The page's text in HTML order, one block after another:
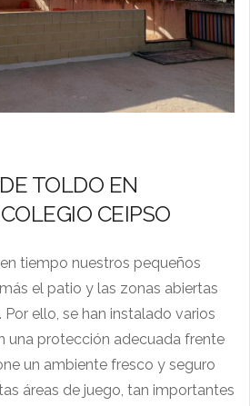
TOLDO EN
CEIPSO
tiempo nuestros pequeños
el patio y las zonas abiertas
ello, se han instalado varios
una protección adecuada frente
un ambiente fresco y seguro
áreas de juego, tan importantes